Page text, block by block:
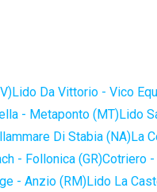
Lido Da Vittorio - Vico
- Metaponto (MT)Lido
Di Stabia (NA)La
- Follonica (GR)Cotriero
- Anzio (RM)Lido La